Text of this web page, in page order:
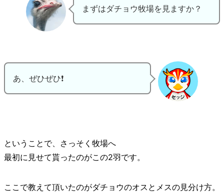
まずはダチョウ牧場を見ますか？
あ、ぜひぜひ❗
ということで、さっそく牧場へ
最初に見せて貰ったのがこの2羽です。
ここで教えて頂いたのがダチョウのオスとメスの見分け方。